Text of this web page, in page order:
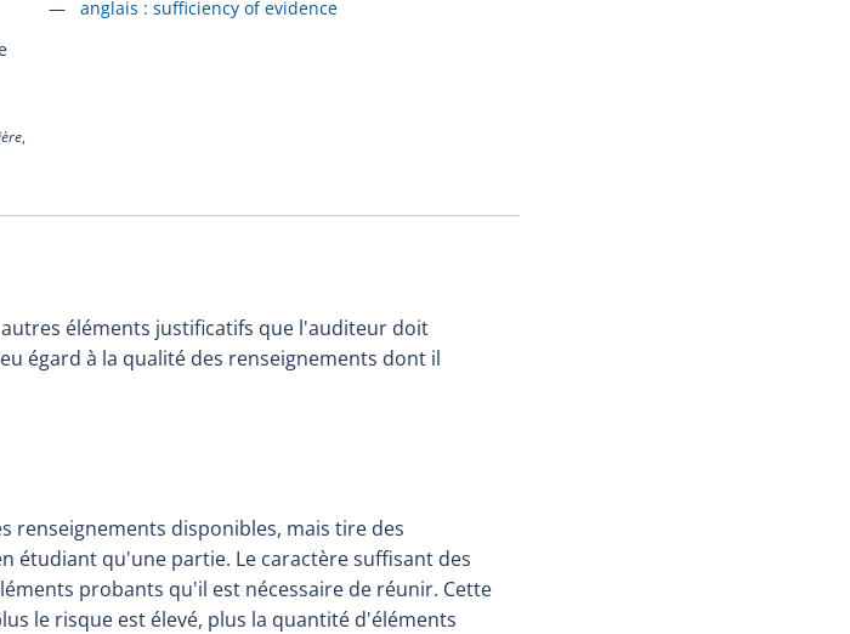
,
Accéder à la fiche en
anglais : sufficiency of evidence
éléments justificatifs que l'auditeur doit
égard à la qualité des renseignements dont il
renseignements disponibles, mais tire des
étudiant qu'une partie. Le caractère suffisant des
probants qu'il est nécessaire de réunir. Cette
le risque est élevé, plus la quantité d'éléments